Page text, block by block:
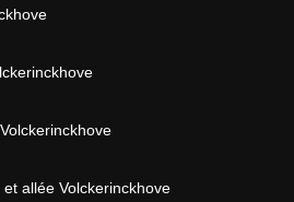
allée Volckerinckhove